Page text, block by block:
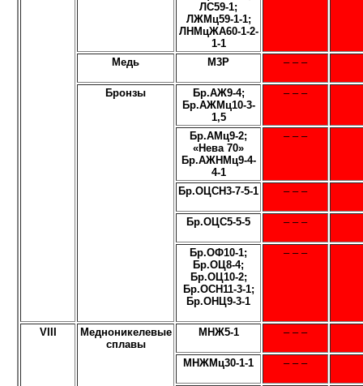
ЛС59-1;
ЛЖМц59-1-1;
ЛНМцЖА60-1-2-
1-1
Медь М3Р – – –
Бронзы
Бр.АЖ9-4;
Бр.АЖМц10-3-
1,5
– – –
Бр.АМц9-2;
«Нева 70»
Бр.АЖНМц9-4-
4-1
– – –
Бр.ОЦСН3-7-5-1 – – –
Бр.ОЦС5-5-5 – – –
Бр.ОФ10-1;
Бр.ОЦ8-4;
Бр.ОЦ10-2;
Бр.ОСН11-3-1;
Бр.ОНЦ9-3-1
– – –
VIII
Медноникелевые
сплавы
МНЖ5-1 – – –
МНЖМц30-1-1 – – –